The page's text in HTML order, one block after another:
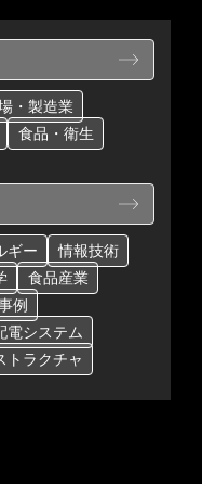
・製造業
食品・衛生
ギー
情報技術
食品産業
例
電システム
トラクチャ